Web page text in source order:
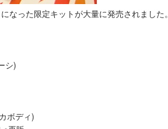
った限定キットが大量に発売されました。
シ)
ボディ)